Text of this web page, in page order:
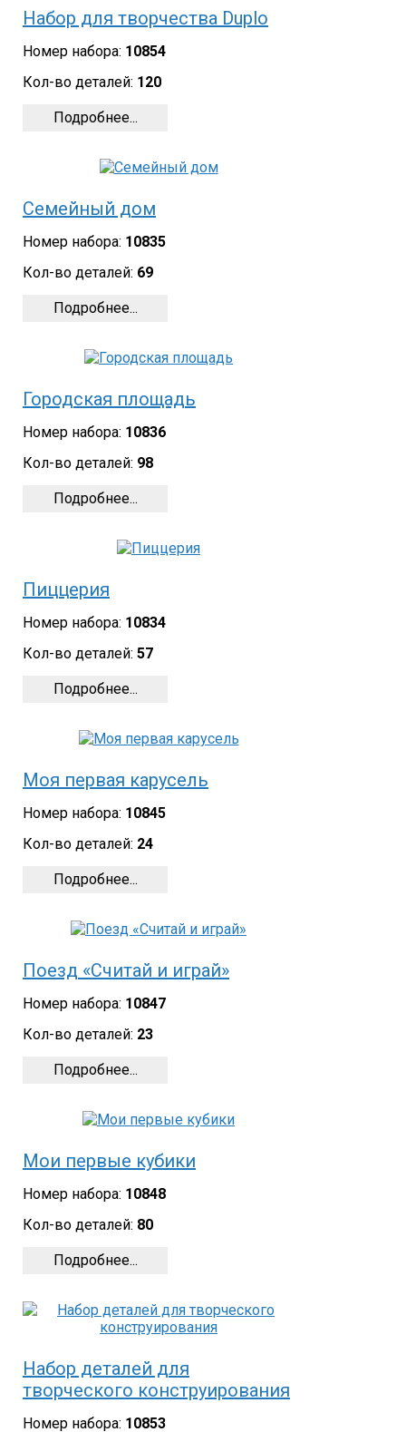
Набор для творчества Duplo
Номер набора: 10854
Кол-во деталей: 120
Подробнее...
Семейный дом
Номер набора: 10835
Кол-во деталей: 69
Подробнее...
Городская площадь
Номер набора: 10836
Кол-во деталей: 98
Подробнее...
Пиццерия
Номер набора: 10834
Кол-во деталей: 57
Подробнее...
Моя первая карусель
Номер набора: 10845
Кол-во деталей: 24
Подробнее...
Поезд «Считай и играй»
Номер набора: 10847
Кол-во деталей: 23
Подробнее...
Мои первые кубики
Номер набора: 10848
Кол-во деталей: 80
Подробнее...
Набор деталей для
творческого конструирования
Номер набора: 10853